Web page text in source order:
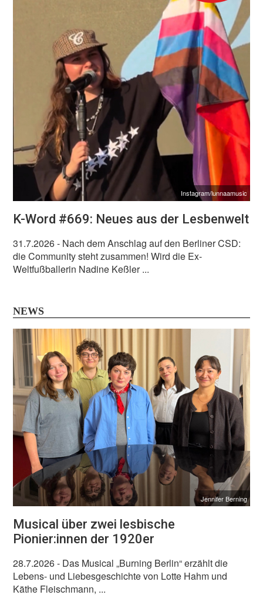
Instagram/lunnaamusic
K-Word #669: Neues aus der Lesbenwelt
31.7.2026- Nach dem Anschlag auf den Berliner CSD:
die Community steht zusammen! Wird die Ex-
Weltfußballerin Nadine Keßler ...
NEWS
Jennifer Berning
Musical über zwei lesbische
Pionier:innen der 1920er
28.7.2026- Das Musical „Burning Berlin“ erzählt die
Lebens- und Liebesgeschichte von Lotte Hahm und
Käthe Fleischmann, ...